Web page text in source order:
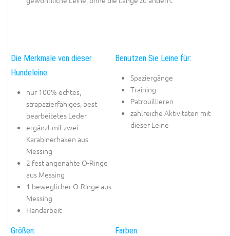
Die Merkmale von dieser
Hundeleine:
nur 100% echtes,
strapazierfähiges, best
bearbeitetes Leder
ergänzt mit zwei
Karabinerhaken aus
Messing
2 fest angenähte O-Ringe
aus Messing
1 beweglicher O-Ringe aus
Messing
Handarbeit
Benutzen Sie Leine für:
Spaziergänge
Training
Patrouillieren
zahlreiche Aktivitäten mit
dieser Leine
Größen:
Farben: